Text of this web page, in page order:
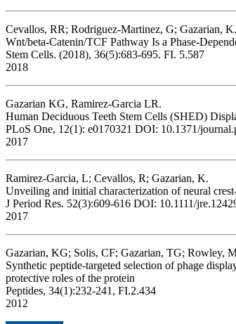
Cevallos, RR; Rodriguez-Martinez, G; Gazarian, K.
Wnt/beta-Catenin/TCF Pathway Is a Phase-
Stem Cells. (2018), 36(5):683-695. FI. 5.587
2018
Gazarian KG, Ramirez-Garcia LR.
Human Deciduous Teeth Stem Cells (SHED)
PLoS One, 12(1): e0170321 DOI: 10.1371/
2017
Ramirez-Garcia, L; Cevallos, R; Gazarian, K.
Unveiling and initial characterization of neural
J Period Res. 52(3):609-616 DOI: 10.1111/
2017
Gazarian, KG; Solis, CF; Gazarian, TG; Rowley,
Synthetic peptide-targeted selection of phage
protective roles of the protein
Peptides, 34(1):232-241, FI.2.434
2012